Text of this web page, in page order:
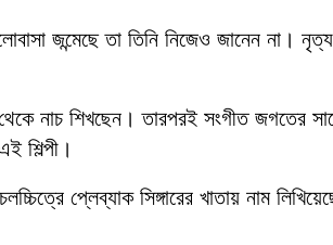
জন্মেছে তা তিনি নিজেও জানেন না। নৃত্য
নাচ শিখছেন। তারপরই সংগীত জগতের
শিল্পী।
প্লেব্যাক সিঙ্গারের খাতায় নাম